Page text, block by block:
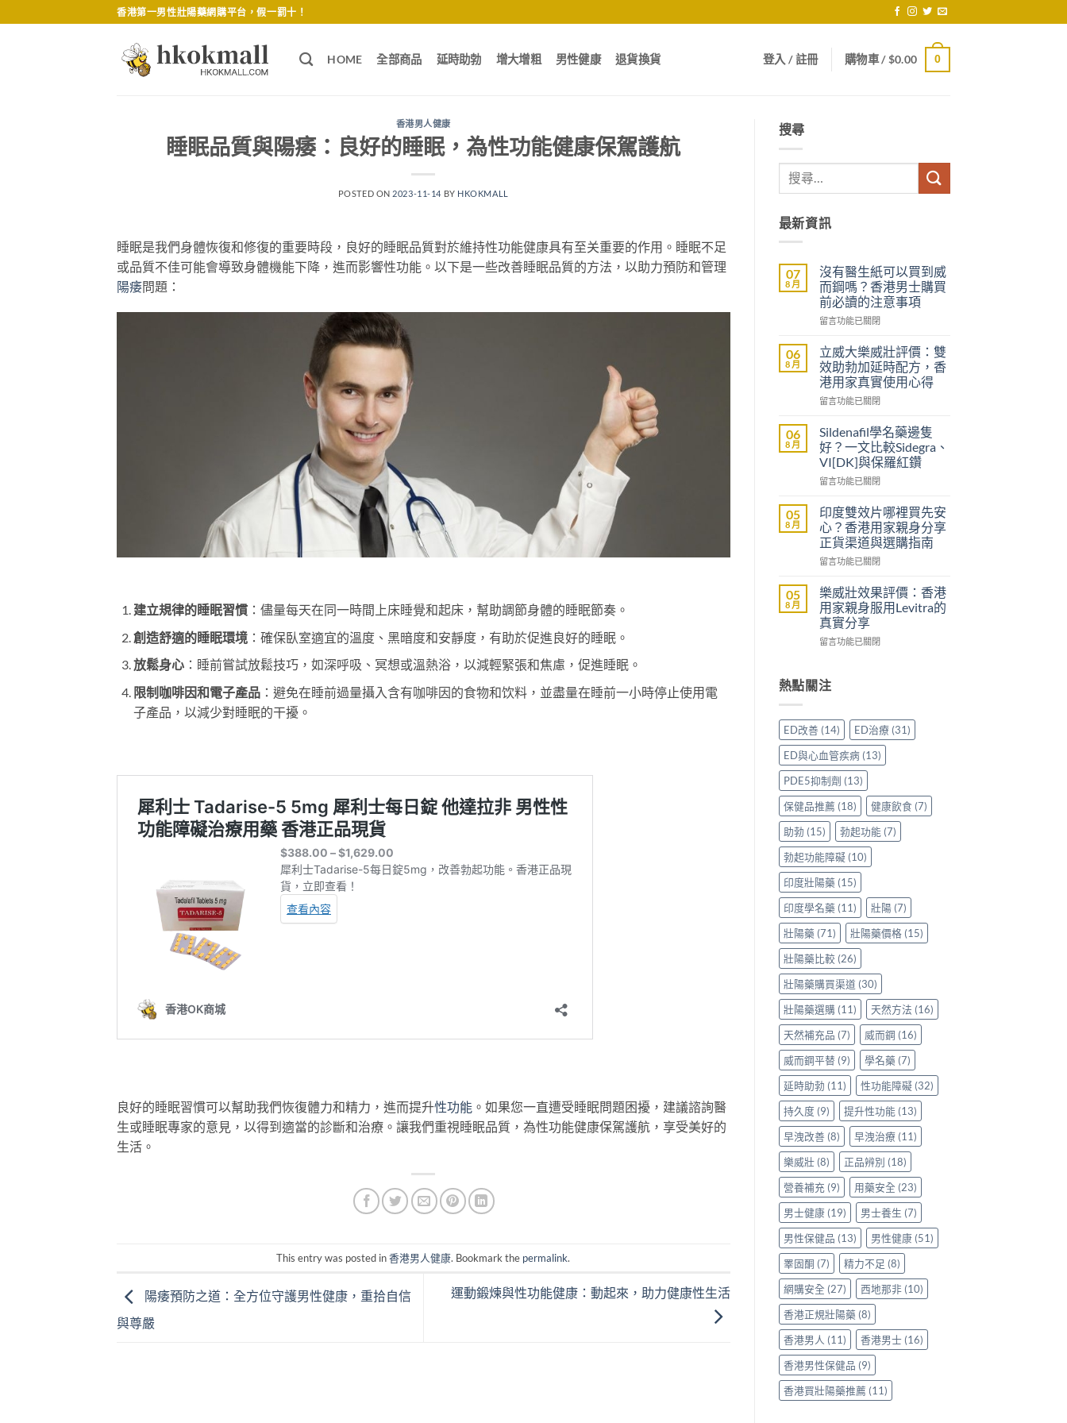
to
香港第一男性壯陽藥網購平台，假一罰十！
HOME 全部商品 延時助勃 增大增粗 男性健康 退貨換貨 登入 / 註冊 購物車 /$0.00 0
香港男人健康
睡眠品質與陽痿：良好的睡眠，為性功能健康保駕護航
POSTED ON 2023-11-14 BY HKOKMALL
睡眠是我們身體恢復和修復的重要時段，良好的睡眠品質對於維持性功能健康具有至关重要的作用。睡眠不足
或品質不佳可能會導致身體機能下降，進而影響性功能。以下是一些改善睡眠品質的方法，以助力預防和管理
陽痿問題：
建立規律的睡眠習慣：儘量每天在同一時間上床睡覺和起床，幫助調節身體的睡眠節奏。
創造舒適的睡眠環境：確保臥室適宜的溫度、黑暗度和安靜度，有助於促進良好的睡眠。
放鬆身心：睡前嘗試放鬆技巧，如深呼吸、冥想或溫熱浴，以減輕緊張和焦慮，促進睡眠。
限制咖啡因和電子產品：避免在睡前過量攝入含有咖啡因的食物和饮料，並盡量在睡前一小時停止使用電
子產品，以減少對睡眠的干擾。
良好的睡眠習慣可以幫助我們恢復體力和精力，進而提升性功能 。如果您一直遭受睡眠問題困擾，建議諮詢醫
生或睡眠專家的意見，以得到適當的診斷和治療。讓我們重視睡眠品質，為性功能健康保駕護航，享受美好的
生活。
This entry was posted in香港男人健康. Bookmark the permalink.
陽痿預防之道：全方位守護男性健康，重拾自信
與尊嚴
運動鍛煉與性功能健康：動起來，助力健康性生活
搜尋
最新資訊
07
8 月
沒有醫生紙可以買到威
而鋼嗎？香港男士購買
前必讀的注意事項
在
有
醫
生
紙
可
買
到
威
而
鋼
香
港
男
士
購
前
必
讀
的
注
項〉
留言功能已關閉
06
8 月
立威大樂威壯評價：雙
效助勃加延時配方，香
港用家真實使用心得
在
威
大
樂
威
壯
價：
雙
效
助
勃
延
時
配
方，
香
家
使
用
心
得〉
中
留言功能已關閉
06
8 月
Sildenafil學名藥邊隻
好？一文比較Sidegra、
VI[DK]與保羅紅鑽
在
學
名
藥
邊
隻
一
文
比
較
Sidegra、
保
鑽〉
中
留言功能已關閉
05
8 月
印度雙效片哪裡買先安
心？香港用家親身分享
正貨渠道與選購指南
在
度
雙
效
片
哪
先
香
港
用
家
親
身
分
享
正
貨
渠
道
與
選
購
指
南〉
中
留言功能已關閉
05
8 月
樂威壯效果評價：香港
用家親身服用Levitra的
真實分享
在
壯
效
評
價：
香
港
用
家
親
身
服
用
Levitra
的
真
實
分
享〉
中
留言功能已關閉
熱點關注
ED改善 (14) ED治療(31)
ED與心血管疾病(13)
PDE5抑制劑 (13)
保健品推薦 (18) 健康飲食 (7)
助勃 (15) 勃起功能 (7)
勃起功能障礙(10)
印度壯陽藥 (15)
印度學名藥 (11) 壯陽(7)
壯陽藥 (71) 壯陽藥價格(15)
壯陽藥比較 (26)
壯陽藥購買渠道 (30)
壯陽藥選購(11) 天然方法 (16)
天然補充品 (7) 威而鋼 (16)
威而鋼平替 (9) 學名藥 (7)
延時助勃 (11) 性功能障礙(32)
持久度 (9) 提升性功能 (13)
早洩改善 (8) 早洩治療(11)
樂威壯(8) 正品辨別 (18)
營養補充 (9) 用藥安全 (23)
男士健康(19) 男士養生 (7)
男性保健品 (13) 男性健康(51)
睪固酮 (7) 精力不足 (8)
網購安全 (27) 西地那非(10)
香港正規壯陽藥 (8)
香港男人 (11) 香港男士(16)
香港男性保健品 (9)
香港買壯陽藥推薦 (11)